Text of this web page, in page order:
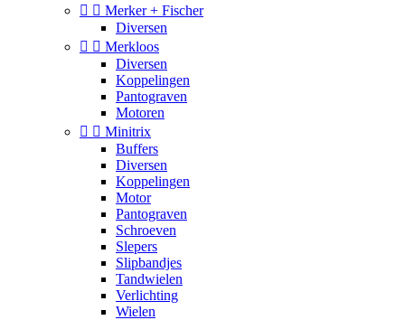
  Merker + Fischer
Diversen
  Merkloos
Diversen
Koppelingen
Pantograven
Motoren
  Minitrix
Buffers
Diversen
Koppelingen
Motor
Pantograven
Schroeven
Slepers
Slipbandjes
Tandwielen
Verlichting
Wielen